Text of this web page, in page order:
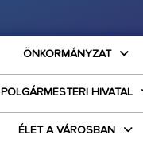
ÖNKORMÁNYZAT
POLGÁRMESTERI HIVATAL
ÉLET A VÁROSBAN